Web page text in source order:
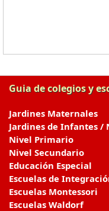
Guia de colegios y
Jardines Maternales
Jardines de Infantes /
Nivel Primario
Nivel Secundario
Educación Especial
Escuelas de
Escuelas Montessori
Escuelas Waldorf